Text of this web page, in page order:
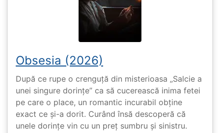
Obsesia (2026)
După ce rupe o crenguță din misterioasa „Salcie a
unei singure dorințe” ca să cucerească inima fetei
pe care o place, un romantic incurabil obține
exact ce și-a dorit. Curând însă descoperă că
unele dorințe vin cu un preț sumbru și sinistru.